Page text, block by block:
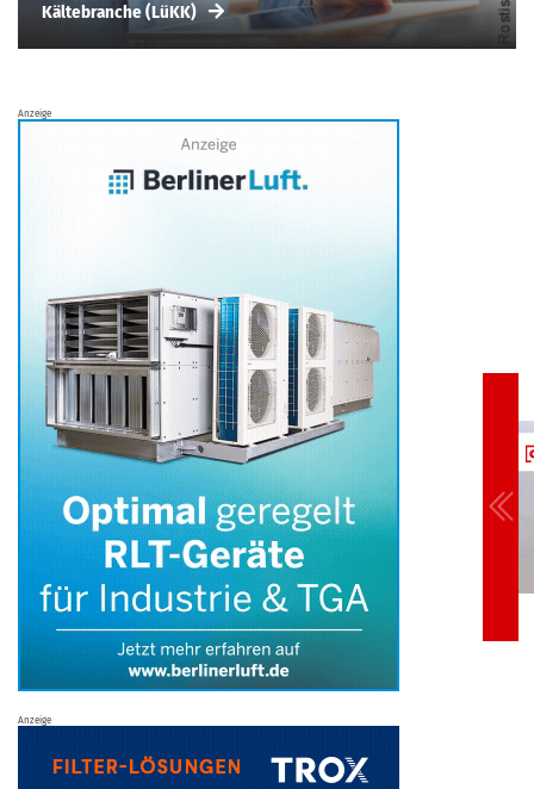
Kältebranche (LüKK)
Anzeige
Anzeige